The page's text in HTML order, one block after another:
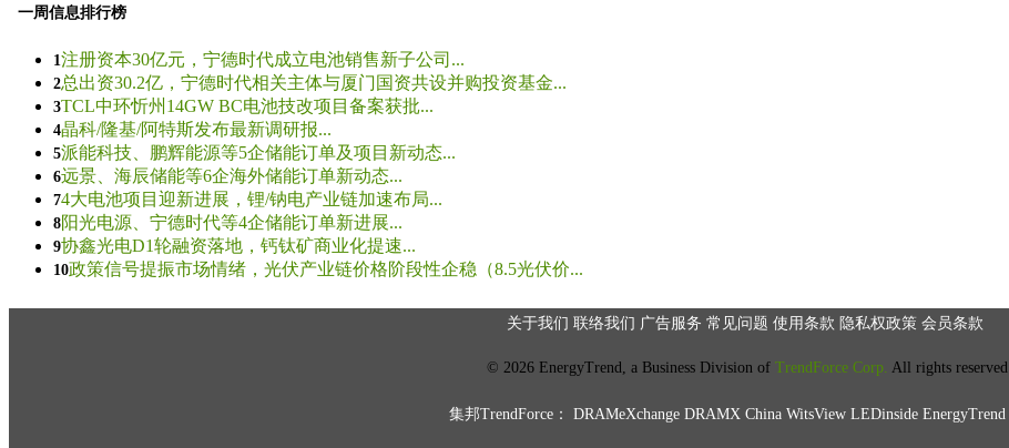
一周信息排行榜
1注册资本30亿元，宁德时代成立电池销售新子公司...
2总出资30.2亿，宁德时代相关主体与厦门国资共设并购投资基金...
3TCL中环忻州14GW BC电池技改项目备案获批...
4晶科/隆基/阿特斯发布最新调研报...
5派能科技、鹏辉能源等5企储能订单及项目新动态...
6远景、海辰储能等6企海外储能订单新动态...
74大电池项目迎新进展，锂/钠电产业链加速布局...
8阳光电源、宁德时代等4企储能订单新进展...
9协鑫光电D1轮融资落地，钙钛矿商业化提速...
10政策信号提振市场情绪，光伏产业链价格阶段性企稳（8.5光伏价...
关于我们 联络我们 广告服务 常见问题 使用条款 隐私权政策 会员条款
© 2026 EnergyTrend, a Business Division of TrendForce Corp. All rights reserved
集邦TrendForce： DRAMeXchange DRAMX China WitsView LEDinside EnergyTrend